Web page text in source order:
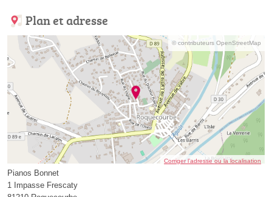
Plan et adresse
© contributeurs OpenStreetMap
Corriger l’adresse ou la localisation
Pianos Bonnet
1 Impasse Frescaty